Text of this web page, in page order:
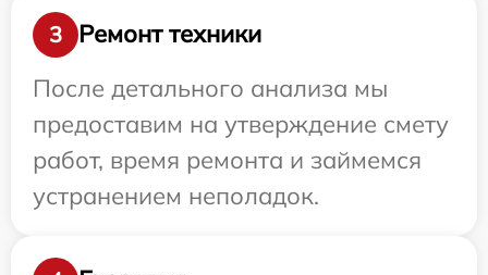
3
Ремонт техники
После детального анализа мы
предоставим на утверждение смету
работ, время ремонта и займемся
устранением неполадок.